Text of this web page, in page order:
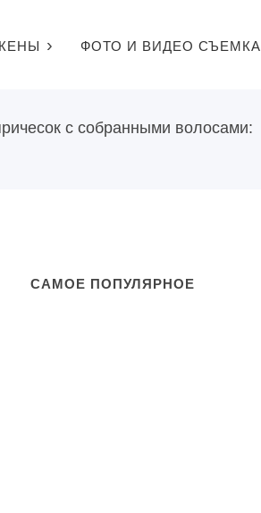
ФОТО И ВИДЕО СЪЕМКА
с собранными волосами:
САМОЕ ПОПУЛЯРНОЕ